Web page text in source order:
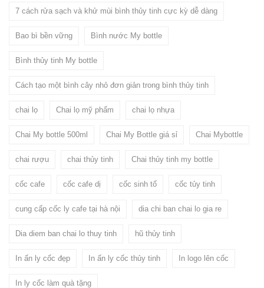
7 cách rửa sạch và khử mùi bình thủy tinh cực kỳ dễ dàng
Bao bì bền vững Bình nước My bottle
Bình thủy tinh My bottle
Cách tạo một bình cây nhỏ đơn giản trong bình thủy tinh
chai lọ Chai lọ mỹ phẩm chai lọ nhựa
Chai My bottle 500ml Chai My Bottle giá sỉ Chai Mybottle
chai rượu chai thủy tinh Chai thủy tinh my bottle
cốc cafe cốc cafe dị cốc sinh tố cốc tủy tinh
cung cấp cốc ly cafe tại hà nội dia chi ban chai lo gia re
Dia diem ban chai lo thuy tinh hũ thủy tinh
In ấn ly cốc đẹp In ấn ly cốc thủy tinh In logo lên cốc
In ly cốc làm quà tặng